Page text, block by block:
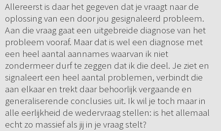
Allereerst is daar het gegeven dat je vraagt naar de
oplossing van een door jou gesignaleerd probleem.
Aan die vraag gaat een uitgebreide diagnose van het
probleem vooraf. Maar dat is wel een diagnose met
een heel aantal aannames waarvan ik niet
zondermeer durf te zeggen dat ik die deel. Je ziet en
signaleert een heel aantal problemen, verbindt die
aan elkaar en trekt daar behoorlijk vergaande en
generaliserende conclusies uit. Ik wil je toch maar in
alle eerlijkheid de wedervraag stellen: is het allemaal
echt zo massief als jij in je vraag stelt?